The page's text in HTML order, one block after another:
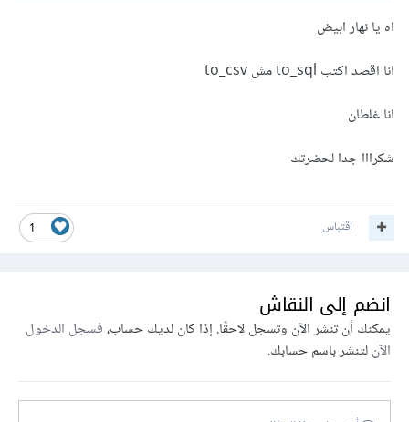
اه يا نهار ابيض
انا اقصد اكتب to_sql مش to_csv
انا غلطان
شكرااا جدا لحضرتك
1 اقتباس
انضم إلى النقاش
يمكنك أن تنشر الآن وتسجل لاحقًا. إذا كان لديك حساب،فسجل الدخول
الآنلتنشر باسم حسابك.